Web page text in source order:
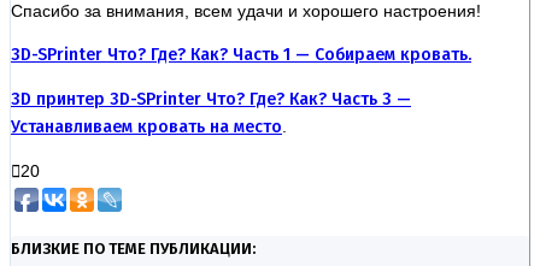
Спасибо за внимания, всем удачи и хорошего настроения!
3D-SPrinter Что? Где? Как? Часть 1 — Собираем кровать.
3D принтер 3D-SPrinter Что? Где? Как? Часть 3 —
Устанавливаем кровать на место
20
БЛИЗКИЕ ПО ТЕМЕ ПУБЛИКАЦИИ: